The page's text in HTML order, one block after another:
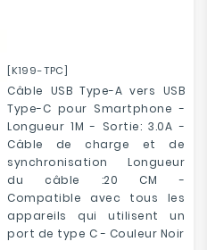
[K199-TPC]
Câble USB Type-A vers USB
Type-C pour Smartphone -
Longueur 1M - Sortie: 3.0A -
Câble de charge et de
synchronisation
Longueur
du câble :20 CM-
Compatible avec tous les
appareils qui utilisent un
port de type C - Couleur Noir